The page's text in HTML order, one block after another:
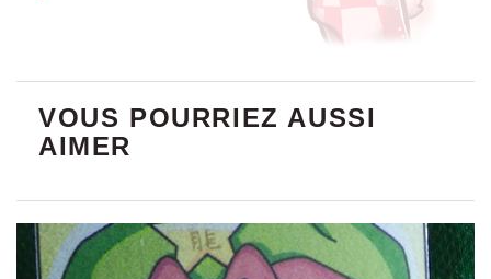
VOUS POURRIEZ AUSSI
AIMER